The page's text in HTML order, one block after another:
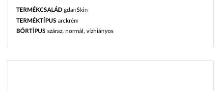
TERMÉKCSALÁD gdanSkin
TERMÉKTÍPUS arckrém
BŐRTÍPUS száraz, normál, vízhiányos